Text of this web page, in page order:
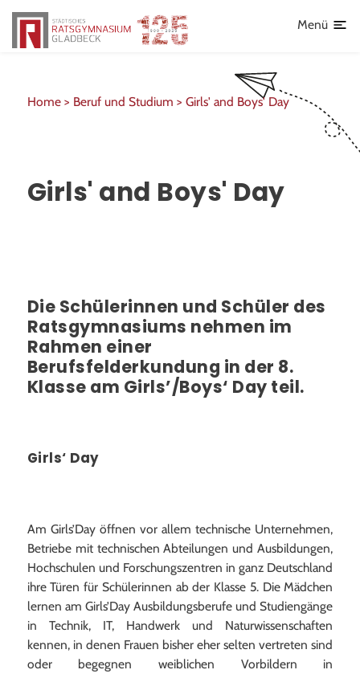
Menü
Home > Beruf und Studium > Girls' and Boys' Day
Girls' and Boys' Day
Die Schülerinnen und Schüler des
Ratsgymnasiums nehmen im
Rahmen einer
Berufsfelderkundung in der 8.
Klasse am Girls’/Boys‘ Day teil.
Girls‘ Day
Am Girls’Day öffnen vor allem technische Unternehmen,
Betriebe mit technischen Abteilungen und Ausbildungen,
Hochschulen und Forschungszentren in ganz Deutschland
ihre Türen für Schülerinnen ab der Klasse 5. Die Mädchen
lernen am Girls’Day Ausbildungsberufe und Studiengänge
in Technik, IT, Handwerk und Naturwissenschaften
kennen, in denen Frauen bisher eher selten vertreten sind
oder begegnen weiblichen Vorbildern in